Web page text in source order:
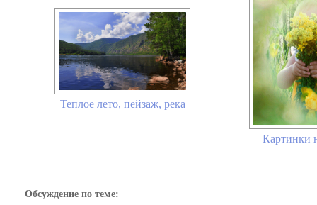
Теплое лето, пейзаж, река
Картинки
Обсуждение по теме: